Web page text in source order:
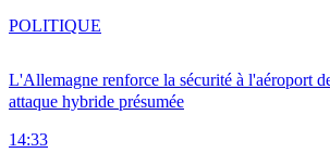
L'Allemagne renforce la sécurité à l'aéroport
attaque hybride présumée
14:33
POLITIQUE